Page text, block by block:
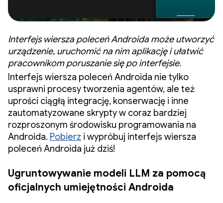
Interfejs wiersza poleceń Androida może utworzyć
urządzenie, uruchomić na nim aplikację i ułatwić
pracownikom poruszanie się po interfejsie.
Interfejs wiersza poleceń Androida nie tylko
usprawni procesy tworzenia agentów, ale też
uprości ciągłą integrację, konserwację i inne
zautomatyzowane skrypty w coraz bardziej
rozproszonym środowisku programowania na
Androida. Pobierz i wypróbuj interfejs wiersza
poleceń Androida już dziś!
Ugruntowywanie modeli LLM za pomocą
oficjalnych umiejętności Androida